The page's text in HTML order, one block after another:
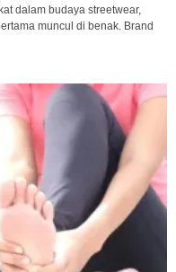
dalam budaya streetwear,
muncul di benak. Brand